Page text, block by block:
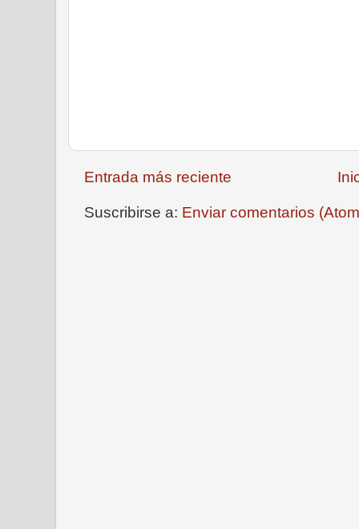
Entrada más reciente
Suscribirse a: Enviar comentarios